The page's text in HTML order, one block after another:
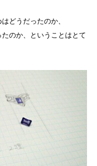
どうだったのか、
のか、ということはとて